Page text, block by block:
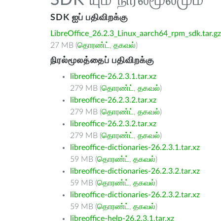
SDK ஐப் பதிவிறக்கு
LibreOffice_26.2.3_Linux_aarch64_rpm_sdk.tar.gz
27 MB (தொரண்ட் , தகவல்)
நிரல்மூலத்தைப் பதிவிறக்கு
libreoffice-26.2.3.1.tar.xz
279 MB (தொரண்ட் , தகவல்)
libreoffice-26.2.3.2.tar.xz
279 MB (தொரண்ட் , தகவல்)
libreoffice-26.2.3.2.tar.xz
279 MB (தொரண்ட் , தகவல்)
libreoffice-dictionaries-26.2.3.1.tar.xz
59 MB (தொரண்ட் , தகவல்)
libreoffice-dictionaries-26.2.3.2.tar.xz
59 MB (தொரண்ட் , தகவல்)
libreoffice-dictionaries-26.2.3.2.tar.xz
59 MB (தொரண்ட் , தகவல்)
libreoffice-help-26.2.3.1.tar.xz